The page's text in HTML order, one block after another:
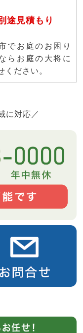
途見積もり
でお庭のお困り
らお庭の大将に
ください。
に対応／
任せ！